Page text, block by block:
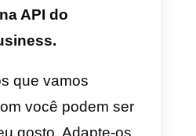
mensagens no
que falamos com
é aí que os
em ação.